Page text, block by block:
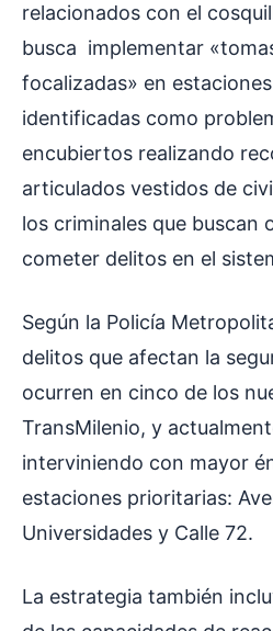
relacionados con el
busca implementar
focalizadas» en
identificadas como
encubiertos realizando
articulados vestidos de
los criminales que buscan
cometer delitos en el
Según la Policía
delitos que afectan la
ocurren en cinco de los
TransMilenio, y
interviniendo con mayor
estaciones prioritarias:
Universidades y Calle 72.
La estrategia también